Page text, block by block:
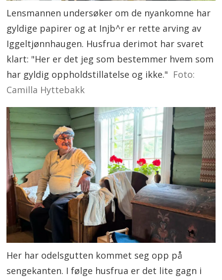
Lensmannen undersøker om de nyankomne har
gyldige papirer og at Injb^r er rette arving av
Iggeltjønnhaugen. Husfrua derimot har svaret
klart: "Her er det jeg som bestemmer hvem som
har gyldig oppholdstillatelse og ikke." Foto:
Camilla Hyttebakk
Her har odelsgutten kommet seg opp på
sengekanten. I følge husfrua er det lite gagn i